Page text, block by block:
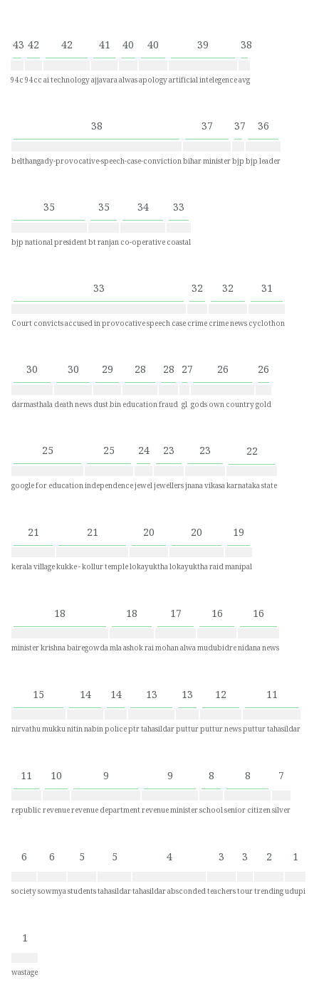
43
94c
42
94cc
42
ai technology
41
ajjavara
40
alwas
40
apology
39
artificial intelegence
38
avg
38
belthangady-provocative-speech-case-conviction
37
bihar minister
37
bjp
36
bjp leader
35
bjp national president
35
bt ranjan
34
co-operative
33
coastal
33
Court convicts accused in provocative speech case
32
crime
32
crime news
31
cyclothon
30
darmasthala
30
death news
29
dust bin
28
education
28
fraud
27
gl
26
gods own country
26
gold
25
google for education
25
independence
24
jewel
23
jewellers
23
jnana vikasa
22
karnataka state
21
kerala village
21
kukke - kollur temple
20
lokayuktha
20
lokayuktha raid
19
manipal
18
minister krishna bairegowda
18
mla ashok rai
17
mohan alwa
16
mudubidre
16
nidana news
15
nirvathu mukku
14
nitin nabin
14
police
13
ptr tahasildar
13
puttur
12
puttur news
11
puttur tahasildar
11
republic
10
revenue
9
revenue department
9
revenue minister
8
school
8
senior citizen
7
silver
6
society
6
sowmya
5
students
5
tahasildar
4
tahasildar absconded
3
teachers
3
tour
2
trending
1
udupi
1
wastage